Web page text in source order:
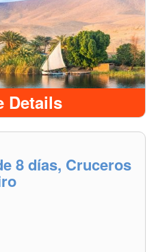
Details
8 días, Cruceros